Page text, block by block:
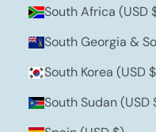
South Africa (USD
South Georgia &
South Korea (USD
South Sudan (USD